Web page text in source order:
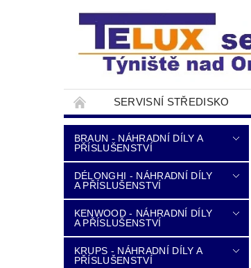
SERVISNÍ STŘEDISKO
DOPRAVA A PLATBA
BRAUN - NÁHRADNÍ DÍLY A
PŘÍSLUŠENSTVÍ
DÉLONGHI - NÁHRADNÍ DÍLY
A PŘÍSLUŠENSTVÍ
KENWOOD - NÁHRADNÍ DÍLY
A PŘÍSLUŠENSTVÍ
KRUPS - NÁHRADNÍ DÍLY A
PŘÍSLUŠENSTVÍ